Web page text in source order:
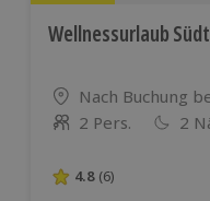
Wellnessurlaub
Standort
Nach Buchung
Anzahl der
2 Pers. 2
4.8 von 5 Sternen
4.8 (6)